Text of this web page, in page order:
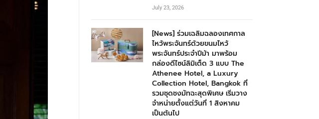
July 23, 2026
[News] ร่วมเฉลิมฉลองเทศกาล
ไหว้พระจันทร์ด้วยขนมไหว้
พระจันทร์ประจำปีม้า มาพร้อม
กล่องดีไซน์ลิมิเต็ด 3 แบบ The
Athenee Hotel, a Luxury
Collection Hotel, Bangkok ที่
รวมชุดชงมัทฉะสุดพิเศษ เริ่มวาง
จำหน่ายตั้งแต่วันที่ 1 สิงหาคม
เป็นต้นไป